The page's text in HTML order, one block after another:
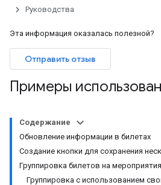
Руководства
Эта информация оказалась полезной?
Отправить отзыв
Примеры
Содержание
Обновление информации в билетах
Создание кнопки для сохранения
Группировка билетов на мероприятия
Группировка с использованием